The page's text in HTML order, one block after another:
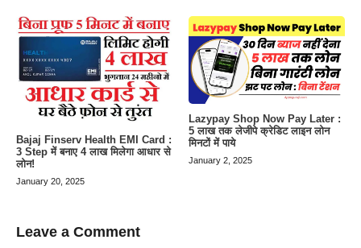
Bajaj Finserv Health EMI Card :
3 Step में बनाए 4 लाख मिलेगा आधार से
लोन!
January 20, 2025
Lazypay Shop Now Pay Later :
5 लाख तक लेजीपे क्रेडिट लाइन लोन
मिनटों में पाये
January 2, 2025
Leave a Comment